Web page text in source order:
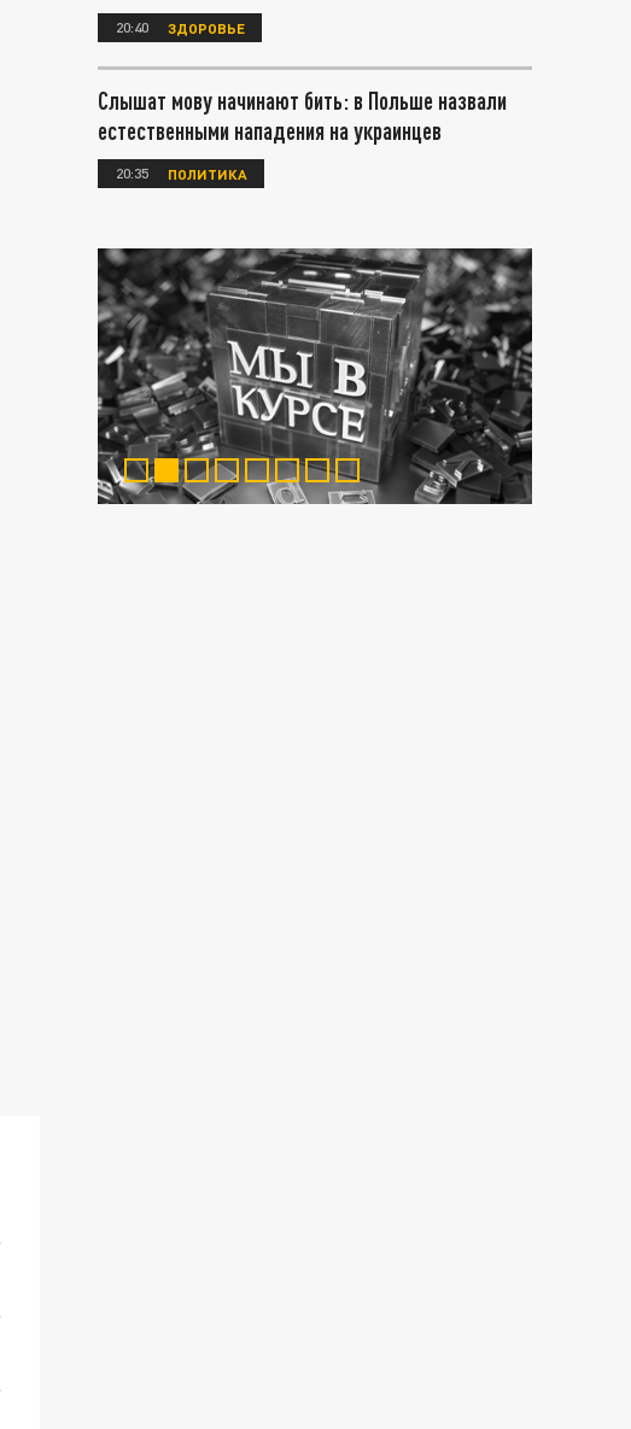
20:40 ЗДОРОВЬЕ
Слышат мову начинают бить: в Польше назвали
естественными нападения на украинцев
20:35 ПОЛИТИКА